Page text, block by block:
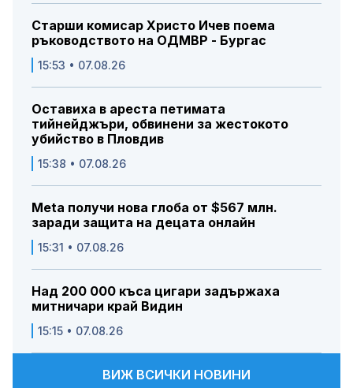
Старши комисар Христо Ичев поема
ръководството на ОДМВР - Бургас
15:53 • 07.08.26
Оставиха в ареста петимата
тийнейджъри, обвинени за жестокото
убийство в Пловдив
15:38 • 07.08.26
Meta получи нова глоба от $567 млн.
заради защита на децата онлайн
15:31 • 07.08.26
Над 200 000 къса цигари задържаха
митничари край Видин
15:15 • 07.08.26
ВИЖ ВСИЧКИ НОВИНИ